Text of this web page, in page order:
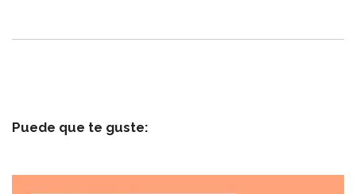
Puede que te guste: